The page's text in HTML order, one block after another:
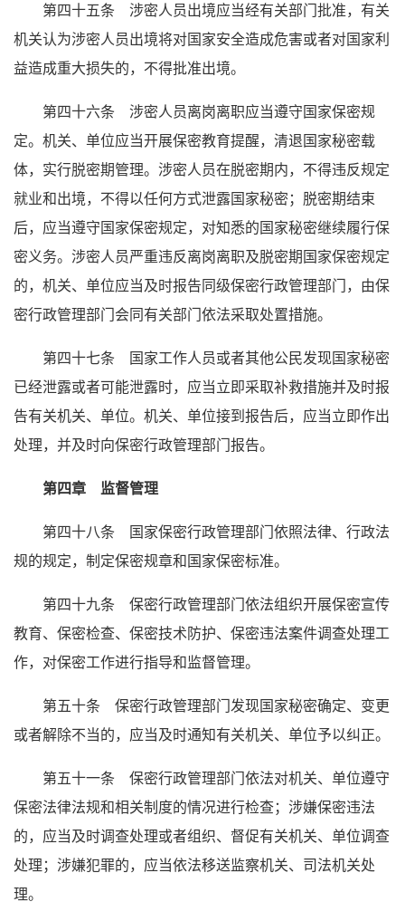
第四十五条 涉密人员出境应当经有关部门批准，有关
机关认为涉密人员出境将对国家安全造成危害或者对国家利
益造成重大损失的，不得批准出境。
第四十六条 涉密人员离岗离职应当遵守国家保密规
定。机关、单位应当开展保密教育提醒，清退国家秘密载
体，实行脱密期管理。涉密人员在脱密期内，不得违反规定
就业和出境，不得以任何方式泄露国家秘密；脱密期结束
后，应当遵守国家保密规定，对知悉的国家秘密继续履行保
密义务。涉密人员严重违反离岗离职及脱密期国家保密规定
的，机关、单位应当及时报告同级保密行政管理部门，由保
密行政管理部门会同有关部门依法采取处置措施。
第四十七条 国家工作人员或者其他公民发现国家秘密
已经泄露或者可能泄露时，应当立即采取补救措施并及时报
告有关机关、单位。机关、单位接到报告后，应当立即作出
处理，并及时向保密行政管理部门报告。
第四章 监督管理
第四十八条 国家保密行政管理部门依照法律、行政法
规的规定，制定保密规章和国家保密标准。
第四十九条 保密行政管理部门依法组织开展保密宣传
教育、保密检查、保密技术防护、保密违法案件调查处理工
作，对保密工作进行指导和监督管理。
第五十条 保密行政管理部门发现国家秘密确定、变更
或者解除不当的，应当及时通知有关机关、单位予以纠正。
第五十一条 保密行政管理部门依法对机关、单位遵守
保密法律法规和相关制度的情况进行检查；涉嫌保密违法
的，应当及时调查处理或者组织、督促有关机关、单位调查
处理；涉嫌犯罪的，应当依法移送监察机关、司法机关处
理。